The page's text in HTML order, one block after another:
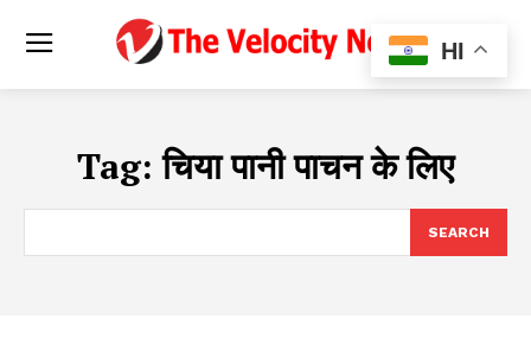
Tag:चिया पानी पाचन के लिए
SEARCH
HI